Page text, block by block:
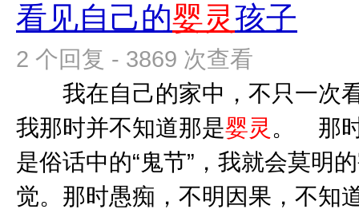
看见自己的婴灵孩子
2 个回复 - 3869 次查看
我在自己的家中，不只一次
我那时并不知道那是婴灵 。 那
是俗话中的“鬼节”，我就会莫明
觉。那时愚痴，不明因果，不知